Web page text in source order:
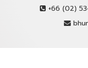
+66 (02)